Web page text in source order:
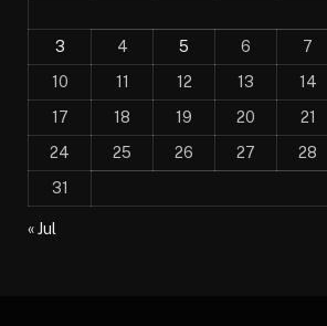
3
4 5 6 7
10
11 12 13 14
17
18 19 20 21
24
25 26 27 28
31
« Jul